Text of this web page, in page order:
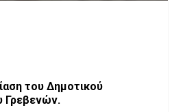
του Δημοτικού
Γρεβενών.